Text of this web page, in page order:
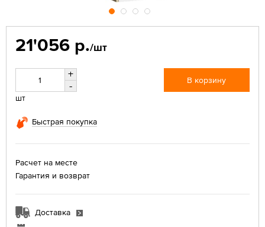
21'056 р./шт
+
-
шт
В корзину
Быстрая покупка
Расчет на месте
Гарантия и возврат
Доставка